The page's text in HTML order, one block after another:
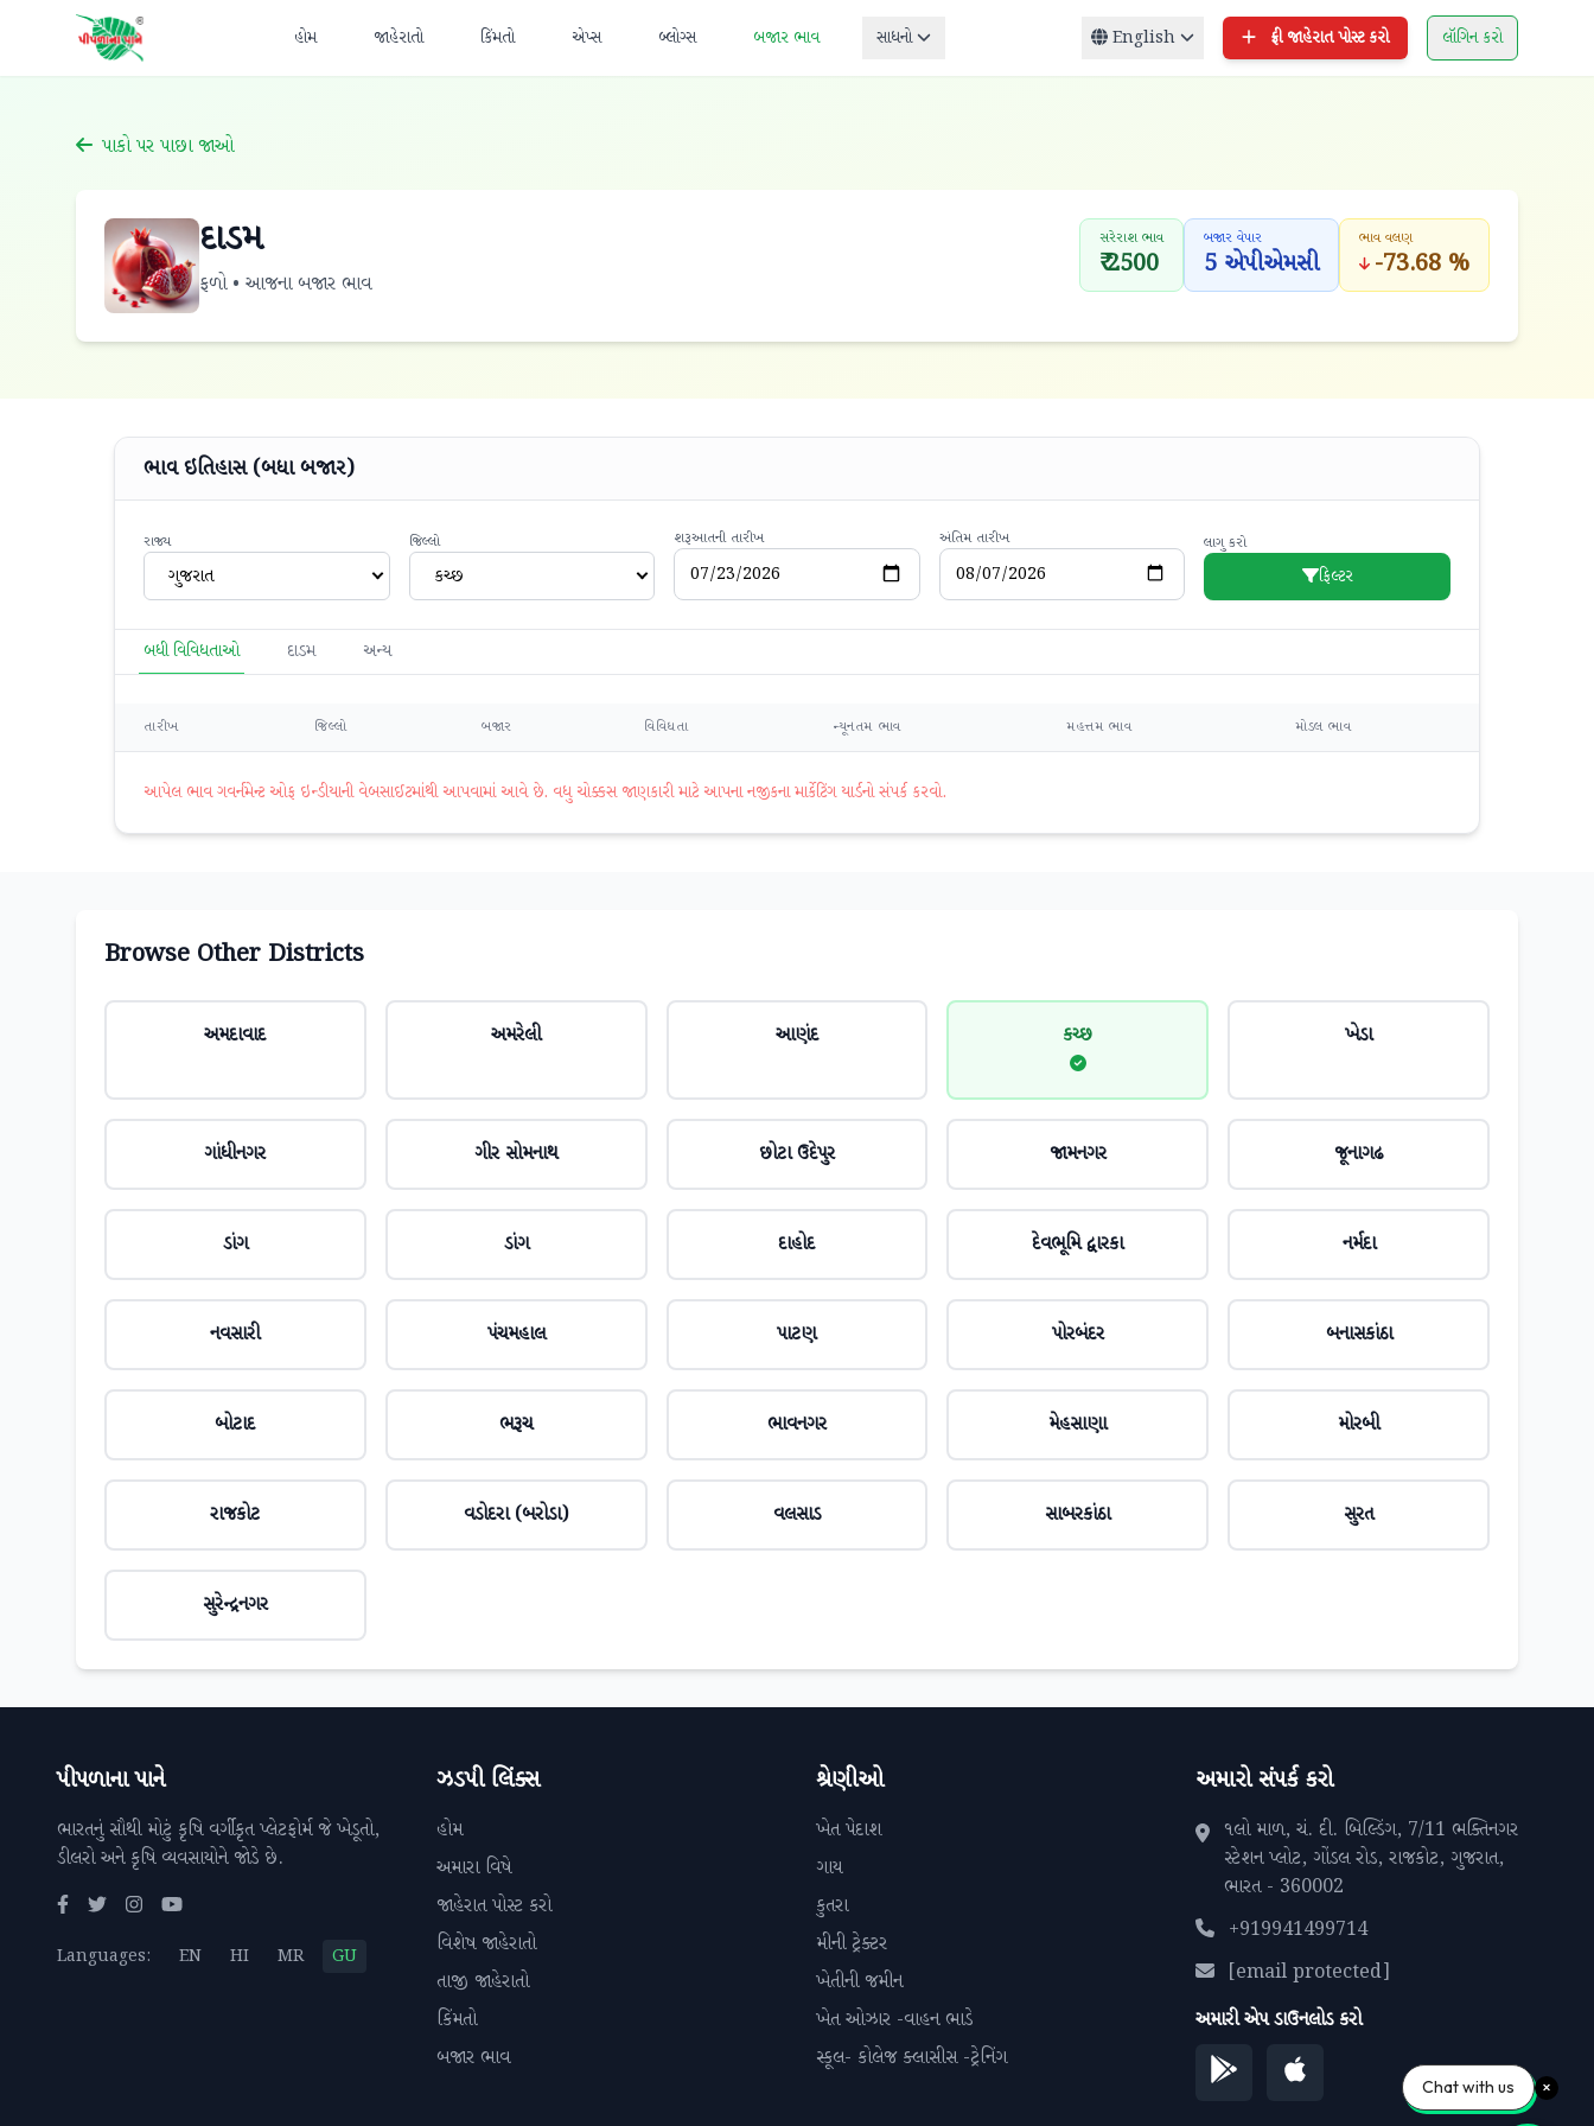
હોમ જાહેરાતો કિંમતો એપ્સ બ્લોગ્સ બજાર ભાવ સાધનો English ફ્રી જાહેરાત પોસ્ટ કરો લૉગિન કરો
પાકો પર પાછા જાઓ
દાડમ
ફળો • આજના બજાર ભાવ
સરેરાશ ભાવ
₹ 2500
બજાર વેપાર
5 એપીએમસી
ભાવ વલણ
-73.68 %
ભાવ ઇતિહાસ (બધા બજાર)
રાજ્ય
ગુજરાત
જિલ્લો
કચ્છ
શરૂઆતની તારીખ અંતિમ તારીખ લાગુ કરો
ફિલ્ટર
બધી વિવિધતાઓ દાડમ અન્ય
તારીખ જિલ્લો બજાર વિવિધતા ન્યૂનતમ ભાવ મહત્તમ ભાવ મોડલ ભાવ
આપેલ ભાવ ગવર્નમેન્ટ ઓફ ઇન્ડીયાની વેબસાઈટમાંથી આપવામાં આવે છે. વધુ ચોક્કસ જાણકારી માટે આપના નજીકના માર્કેટિંગ યાર્ડનો સંપર્ક કરવો.
Browse Other Districts
અમદાવાદ અમરેલી આણંદ કચ્છ ખેડા
ગાંધીનગર ગીર સોમનાથ છોટા ઉદેપુર જામનગર જૂનાગઢ
ડાંગ ડાંગ દાહોદ દેવભૂમિ દ્વારકા નર્મદા
નવસારી પંચમહાલ પાટણ પોરબંદર બનાસકાંઠા
બોટાદ ભરૂચ ભાવનગર મેહસાણા મોરબી
રાજકોટ વડોદરા (બરોડા) વલસાડ સાબરકાંઠા સુરત
સુરેન્દ્રનગર
પીપળાના પાને
ભારતનું સૌથી મોટું કૃષિ વર્ગીકૃત પ્લેટફોર્મ જે ખેડૂતો,
ડીલરો અને કૃષિ વ્યવસાયોને જોડે છે.
Languages: EN HI MR GU
ઝડપી લિંક્સ
હોમ
અમારા વિષે
જાહેરાત પોસ્ટ કરો
વિશેષ જાહેરાતો
તાજી જાહેરાતો
કિંમતો
બજાર ભાવ
શ્રેણીઓ
ખેત પેદાશ
ગાય
કુતરા
મીની ટ્રેક્ટર
ખેતીની જમીન
ખેત ઓઝાર -વાહન ભાડે
સ્કૂલ- કોલેજ ક્લાસીસ -ટ્રેનિંગ
અમારો સંપર્ક કરો
૧લો માળ, ચં. દી. બિલ્ડિંગ, 7/11 ભક્તિનગર
સ્ટેશન પ્લોટ, ગોંડલ રોડ, રાજકોટ, ગુજરાત,
ભારત - 360002
+919941499714
[email protected]
અમારી એપ ડાઉનલોડ કરો
Chat with us